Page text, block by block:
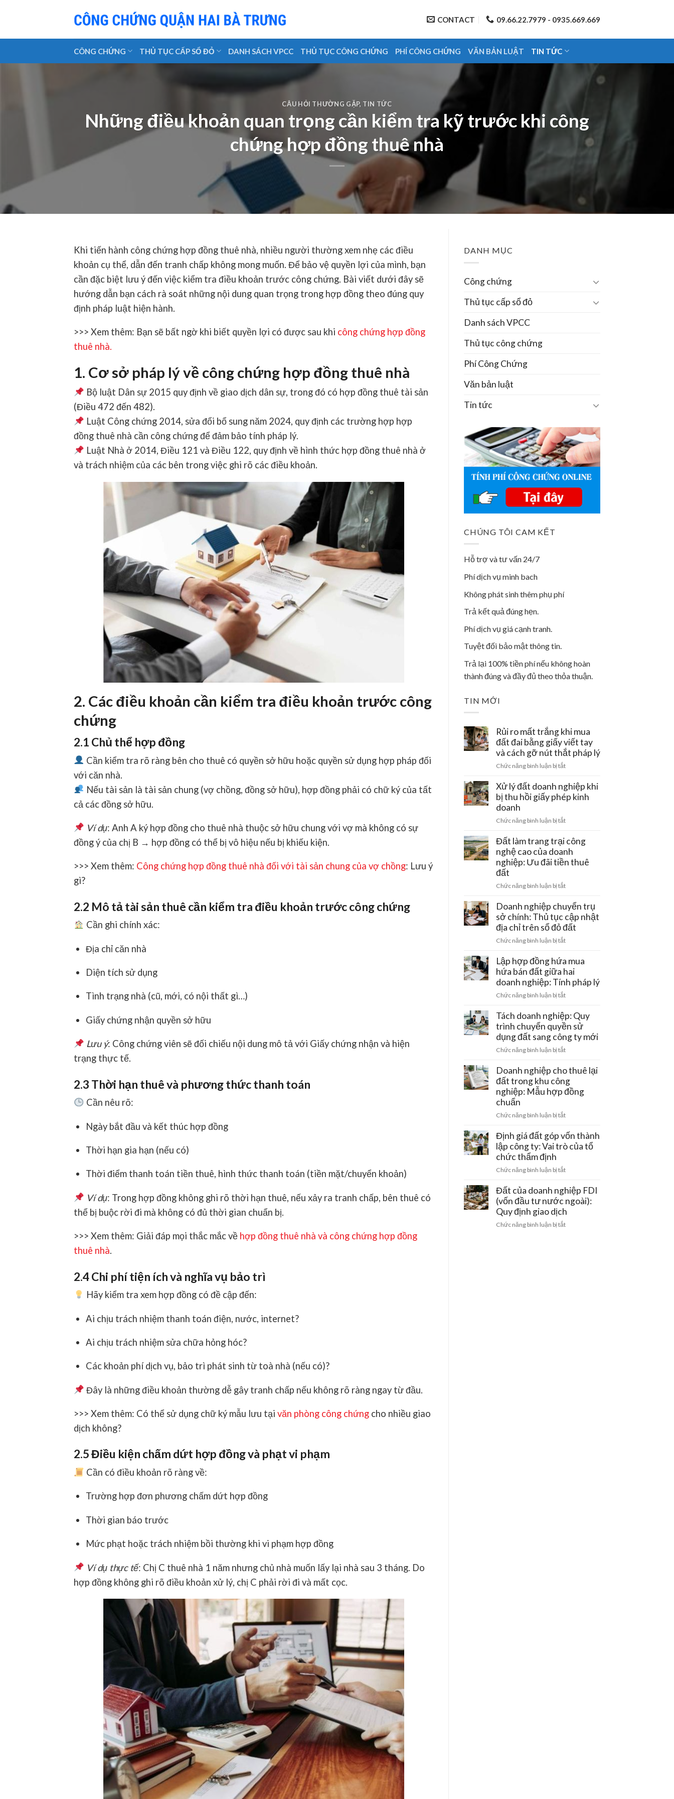
CONTACT 09.66.22.7979 - 0935.669.669
CÔNG CHỨNG THỦ TỤC CẤP SỔ ĐỎ DANH SÁCH VPCC THỦ TỤC CÔNG CHỨNG PHÍ CÔNG CHỨNG VĂN BẢN LUẬT TIN TỨC
CÂU HỎI THƯỜNG GẶP, TIN TỨC
Những điều khoản quan trọng cần kiểm tra kỹ trước khi công
chứng hợp đồng thuê nhà
Khi tiến hành công chứng hợp đồng thuê nhà, nhiều người thường xem nhẹ các điều
khoản cụ thể, dẫn đến tranh chấp không mong muốn. Để bảo vệ quyền lợi của mình, bạn
cần đặc biệt lưu ý đến việc kiểm tra điều khoản trước công chứng. Bài viết dưới đây sẽ
hướng dẫn bạn cách rà soát những nội dung quan trọng trong hợp đồng theo đúng quy
định pháp luật hiện hành.
>>> Xem thêm: Bạn sẽ bất ngờ khi biết quyền lợi có được sau khi công chứng hợp đồng
thuê nhà.
1. Cơ sở pháp lý về công chứng hợp đồng thuê nhà
Bộ luật Dân sự 2015 quy định về giao dịch dân sự, trong đó có hợp đồng thuê tài sản
(Điều 472 đến 482).
Luật Công chứng 2014, sửa đổi bổ sung năm 2024, quy định các trường hợp hợp
đồng thuê nhà cần công chứng để đảm bảo tính pháp lý.
Luật Nhà ở 2014, Điều 121 và Điều 122, quy định về hình thức hợp đồng thuê nhà ở
và trách nhiệm của các bên trong việc ghi rõ các điều khoản.
2. Các điều khoản cần kiểm tra điều khoản trước công
chứng
2.1 Chủ thể hợp đồng
Cần kiểm tra rõ ràng bên cho thuê có quyền sở hữu hoặc quyền sử dụng hợp pháp đối
với căn nhà.
Nếu tài sản là tài sản chung (vợ chồng, đồng sở hữu), hợp đồng phải có chữ ký của tất
cả các đồng sở hữu.
Ví dụ: Anh A ký hợp đồng cho thuê nhà thuộc sở hữu chung với vợ mà không có sự
đồng ý của chị B → hợp đồng có thể bị vô hiệu nếu bị khiếu kiện.
>>> Xem thêm: Công chứng hợp đồng thuê nhà đối với tài sản chung của vợ chồng: Lưu ý
gì?
2.2 Mô tả tài sản thuê cần kiểm tra điều khoản trước công chứng
Cần ghi chính xác:
Địa chỉ căn nhà
Diện tích sử dụng
Tình trạng nhà (cũ, mới, có nội thất gì…)
Giấy chứng nhận quyền sở hữu
Lưu ý: Công chứng viên sẽ đối chiếu nội dung mô tả với Giấy chứng nhận và hiện
trạng thực tế.
2.3 Thời hạn thuê và phương thức thanh toán
Cần nêu rõ:
Ngày bắt đầu và kết thúc hợp đồng
Thời hạn gia hạn (nếu có)
Thời điểm thanh toán tiền thuê, hình thức thanh toán (tiền mặt/chuyển khoản)
Ví dụ: Trong hợp đồng không ghi rõ thời hạn thuê, nếu xảy ra tranh chấp, bên thuê có
thể bị buộc rời đi mà không có đủ thời gian chuẩn bị.
>>> Xem thêm: Giải đáp mọi thắc mắc về hợp đồng thuê nhà và công chứng hợp đồng
thuê nhà.
2.4 Chi phí tiện ích và nghĩa vụ bảo trì
Hãy kiểm tra xem hợp đồng có đề cập đến:
Ai chịu trách nhiệm thanh toán điện, nước, internet?
Ai chịu trách nhiệm sửa chữa hỏng hóc?
Các khoản phí dịch vụ, bảo trì phát sinh từ toà nhà (nếu có)?
Đây là những điều khoản thường dễ gây tranh chấp nếu không rõ ràng ngay từ đầu.
>>> Xem thêm: Có thể sử dụng chữ ký mẫu lưu tại văn phòng công chứng cho nhiều giao
dịch không?
2.5 Điều kiện chấm dứt hợp đồng và phạt vi phạm
Cần có điều khoản rõ ràng về:
Trường hợp đơn phương chấm dứt hợp đồng
Thời gian báo trước
Mức phạt hoặc trách nhiệm bồi thường khi vi phạm hợp đồng
Ví dụ thực tế: Chị C thuê nhà 1 năm nhưng chủ nhà muốn lấy lại nhà sau 3 tháng. Do
hợp đồng không ghi rõ điều khoản xử lý, chị C phải rời đi và mất cọc.
DANH MỤC
Công chứng
Thủ tục cấp sổ đỏ
Danh sách VPCC
Thủ tục công chứng
Phí Công Chứng
Văn bản luật
Tin tức
CHÚNG TÔI CAM KẾT
Hỗ trợ và tư vấn 24/7
Phí dịch vụ minh bach
Không phát sinh thêm phụ phí
Trả kết quả đúng hẹn.
Phí dịch vụ giá cạnh tranh.
Tuyệt đối bảo mật thông tin.
Trả lại 100% tiền phí nếu không hoàn
thành đúng và đầy đủ theo thỏa thuận.
TIN MỚI
Rủi ro mất trắng khi mua
đất đai bằng giấy viết tay
và cách gỡ nút thắt pháp lý
Chức năng bình luận bị tắtở
ro
mất
trắng
mua
đai
bằng
giấy
và
gỡ
nút
thắt
Xử lý đất doanh nghiệp khi
bị thu hồi giấy phép kinh
doanh
Chức năng bình luận bị tắtở
lý
đất
doanh
nghiệp
bị
hồi
giấy
phép
doanh
Đất làm trang trại công
nghệ cao của doanh
nghiệp: Ưu đãi tiền thuê
đất
Chức năng bình luận bị tắtở
làm
trang
trại
công
nghệ
của
doanh
nghiệp:
đãi
thuê
đất
Doanh nghiệp chuyển trụ
sở chính: Thủ tục cập nhật
địa chỉ trên sổ đỏ đất
Chức năng bình luận bị tắtở
nghiệp
chuyển
trụ
sở
chính:
tục
cập
nhật
chỉ
sổ
đỏ
đất
Lập hợp đồng hứa mua
hứa bán đất giữa hai
doanh nghiệp: Tính pháp lý
Chức năng bình luận bị tắtở
hợp
đồng
hứa
mua
hứa
đất
giữa
hai
Tính
lý
Tách doanh nghiệp: Quy
trình chuyển quyền sử
dụng đất sang công ty mới
Chức năng bình luận bị tắtở
doanh
nghiệp:
Quy
trình
quyền
dụng
đất
ty
Doanh nghiệp cho thuê lại
đất trong khu công
nghiệp: Mẫu hợp đồng
chuẩn
Chức năng bình luận bị tắtở
nghiệp
cho
đất
khu
công
nghiệp:
hợp
Định giá đất góp vốn thành
lập công ty: Vai trò của tổ
chức thẩm định
Chức năng bình luận bị tắtở
giá
đất
góp
vốn
thành
Đất của doanh nghiệp FDI
(vốn đầu tư nước ngoài):
Quy định giao dịch
Chức năng bình luận bị tắtở